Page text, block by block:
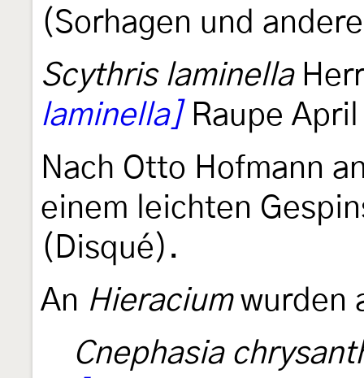
(Sorhagen und
Scythris laminella
laminella]Raupe
Nach Otto Hofmann
einem leichten
(Disqué).
An Hieraciumwurden
Cnephasia